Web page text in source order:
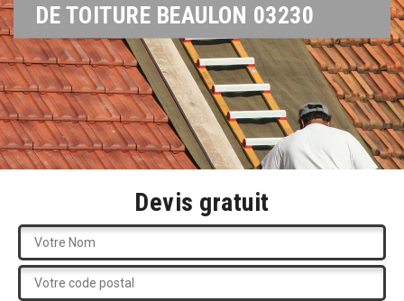
DE TOITURE BEAULON 03230
Devis gratuit